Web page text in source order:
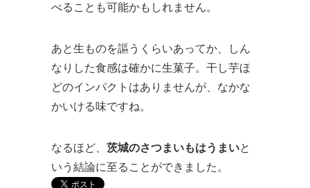
べることも可能かもしれません。
あと生ものを謳うくらいあってか、しん
なりした食感は確かに生菓子。干し芋ほ
どのインパクトはありませんが、なかな
かいける味ですね。
なるほど、 茨城のさつまいもはうまいと
いう結論に至ることができました。